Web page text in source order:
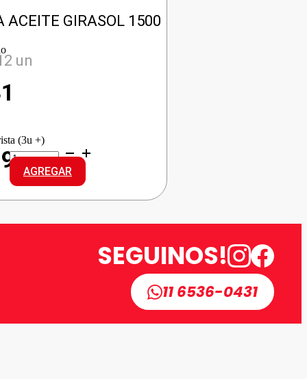
ACEITE GIRASOL 1500
un
(3u +)
NATURA
ACEITE
GIRASOL
cantidad
AGREGAR
SEGUINOS!
11 6536-0431